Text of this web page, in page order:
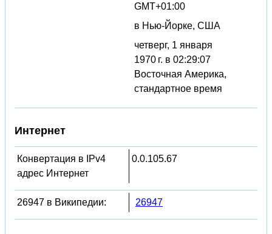
GMT+01:00
в Нью-Йорке, США
четверг, 1 января
1970 г. в 02:29:07
Восточная Америка,
стандартное время
Интернет
Конвертация в IPv4
адрес Интернет
0.0.105.67
26947 в Википедии: 26947